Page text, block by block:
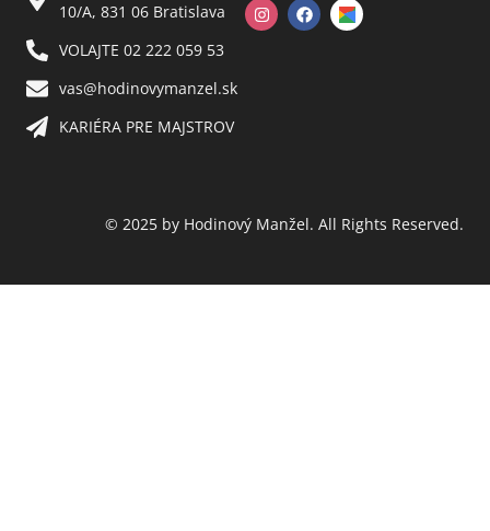
10/A, 831 06 Bratislava
VOLAJTE 02 222 059 53​
vas@hodinovymanzel.sk​
KARIÉRA PRE MAJSTROV​
© 2025 by Hodinový Manžel. All Rights Reserved.